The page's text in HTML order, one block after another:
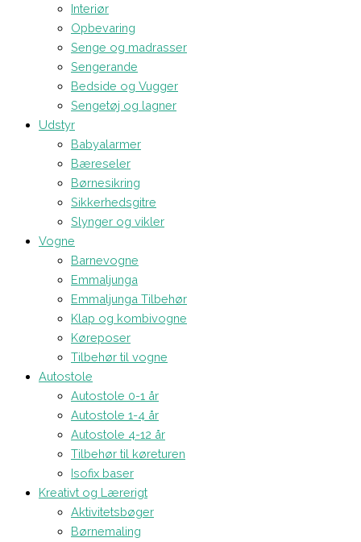
Interiør
Opbevaring
Senge og madrasser
Sengerande
Bedside og Vugger
Sengetøj og lagner
Udstyr
Babyalarmer
Bæreseler
Børnesikring
Sikkerhedsgitre
Slynger og vikler
Vogne
Barnevogne
Emmaljunga
Emmaljunga Tilbehør
Klap og kombivogne
Køreposer
Tilbehør til vogne
Autostole
Autostole 0-1 år
Autostole 1-4 år
Autostole 4-12 år
Tilbehør til køreturen
Isofix baser
Kreativt og Lærerigt
Aktivitetsbøger
Børnemaling